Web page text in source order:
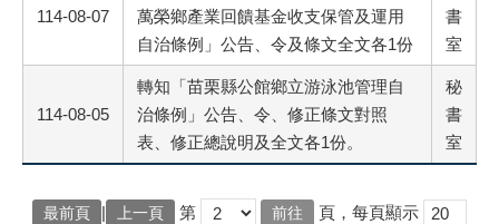
114-08-07
萬榮鄉產業回饋基金收支保管及運用
自治條例」公告、令及條文全文各1份
書
室
114-08-05
轉知「苗栗縣公館鄉立游泳池管理自
治條例」公告、令、修正條文對照
表、修正總說明及全文各1份。
秘
書
室
最前頁 | 上一頁 第
頁，每頁顯示